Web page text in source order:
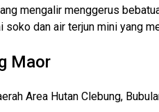
mengalir menggerus
soko dan air terjun mini yang
Maor
Area Hutan Clebung,